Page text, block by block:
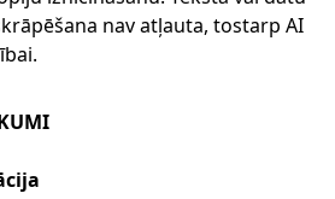
nav atļauta, tostarp AI